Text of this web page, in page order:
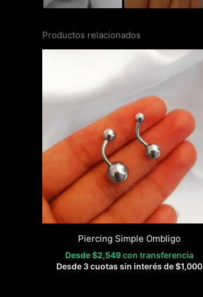
Productos relacionados
Piercing Simple Ombligo
Desde$2,549con transferencia
Desde 3 cuotas sin interés de$1,000